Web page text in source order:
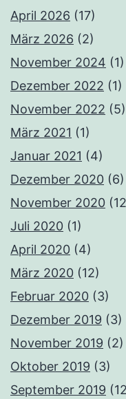
April 2026 (17)
März 2026 (2)
November 2024 (1)
Dezember 2022 (1)
November 2022 (5)
März 2021 (1)
Januar 2021 (4)
Dezember 2020 (6)
November 2020
Juli 2020 (1)
April 2020 (4)
März 2020 (12)
Februar 2020 (3)
Dezember 2019 (3)
November 2019 (2)
Oktober 2019 (3)
September 2019